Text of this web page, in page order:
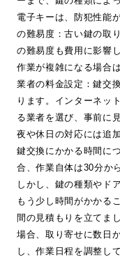
電子キーは、防犯性能
の難易度：古い鍵の取
の難易度も費用に影響
作業が複雑になる場合
業者の料金設定：鍵交
ります。インターネッ
る業者を選び、事前に
夜や休日の対応には追
鍵交換にかかる時間に
合、作業自体は30分か
しかし、鍵の種類やド
もう少し時間がかかる
間の見積もりを立てま
場合、取り寄せに数日
し、作業日程を調整し